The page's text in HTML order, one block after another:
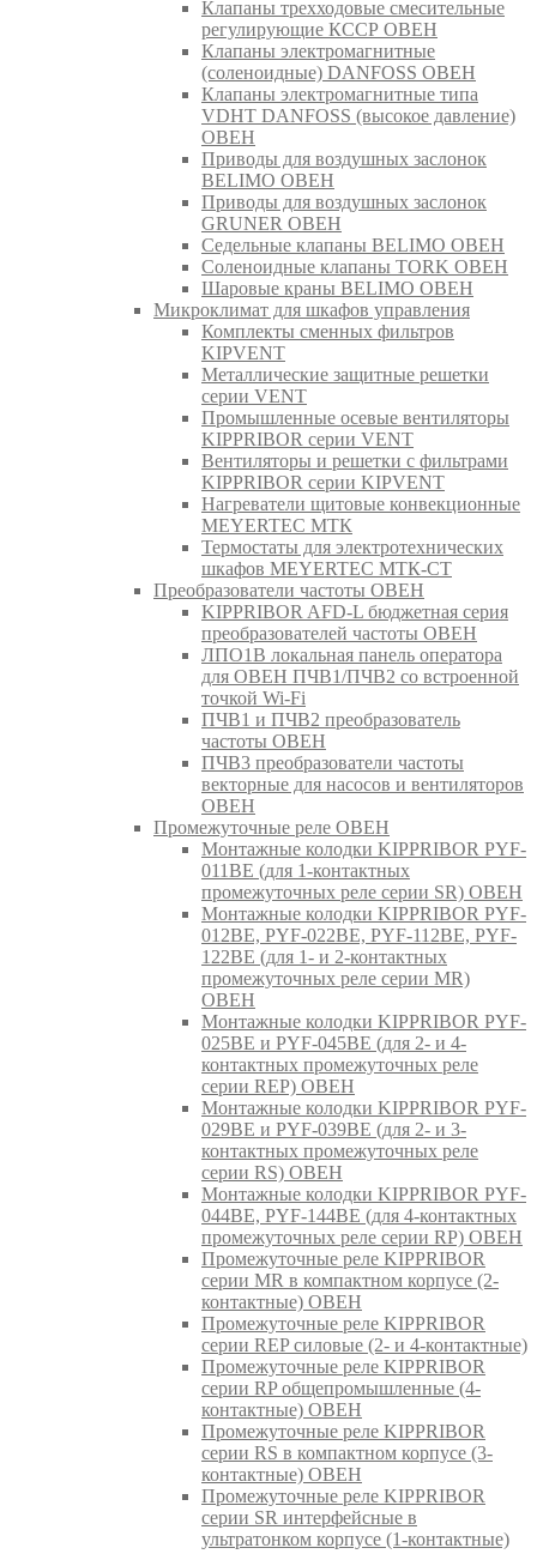
Клапаны трехходовые смесительные
регулирующие КССР ОВЕН
Клапаны электромагнитные
(соленоидные) DANFOSS ОВЕН
Клапаны электромагнитные типа
VDHT DANFOSS (высокое давление)
ОВЕН
Приводы для воздушных заслонок
BELIMO ОВЕН
Приводы для воздушных заслонок
GRUNER ОВЕН
Седельные клапаны BELIMO ОВЕН
Соленоидные клапаны TORK ОВЕН
Шаровые краны BELIMO ОВЕН
Микроклимат для шкафов управления
Комплекты сменных фильтров
KIPVENT
Металлические защитные решетки
серии VENT
Промышленные осевые вентиляторы
KIPPRIBOR серии VENT
Вентиляторы и решетки с фильтрами
KIPPRIBOR серии KIPVENT
Нагреватели щитовые конвекционные
MEYERTEC МТК
Термостаты для электротехнических
шкафов MEYERTEC МТК-СТ
Преобразователи частоты ОВЕН
KIPPRIBOR AFD-L бюджетная серия
преобразователей частоты ОВЕН
ЛПО1В локальная панель оператора
для ОВЕН ПЧВ1/ПЧВ2 со встроенной
точкой Wi-Fi
ПЧВ1 и ПЧВ2 преобразователь
частоты ОВЕН
ПЧВ3 преобразователи частоты
векторные для насосов и вентиляторов
ОВЕН
Промежуточные реле ОВЕН
Монтажные колодки KIPPRIBOR PYF-
011BE (для 1-контактных
промежуточных реле серии SR) ОВЕН
Монтажные колодки KIPPRIBOR PYF-
012BE, PYF-022BE, PYF-112BE, PYF-
122BE (для 1- и 2-контактных
промежуточных реле серии MR)
ОВЕН
Монтажные колодки KIPPRIBOR PYF-
025BE и PYF-045BE (для 2- и 4-
контактных промежуточных реле
серии REP) ОВЕН
Монтажные колодки KIPPRIBOR PYF-
029BE и PYF-039BE (для 2- и 3-
контактных промежуточных реле
серии RS) ОВЕН
Монтажные колодки KIPPRIBOR PYF-
044BE, PYF-144BE (для 4-контактных
промежуточных реле серии RP) ОВЕН
Промежуточные реле KIPPRIBOR
серии MR в компактном корпусе (2-
контактные) ОВЕН
Промежуточные реле KIPPRIBOR
серии REP силовые (2- и 4-контактные)
Промежуточные реле KIPPRIBOR
серии RP общепромышленные (4-
контактные) ОВЕН
Промежуточные реле KIPPRIBOR
серии RS в компактном корпусе (3-
контактные) ОВЕН
Промежуточные реле KIPPRIBOR
серии SR интерфейсные в
ультратонком корпусе (1-контактные)